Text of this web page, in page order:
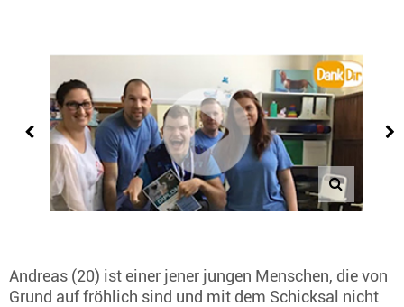
Andreas (20) ist einer jener jungen Menschen, die von
Grund auf fröhlich sind und mit dem Schicksal nicht